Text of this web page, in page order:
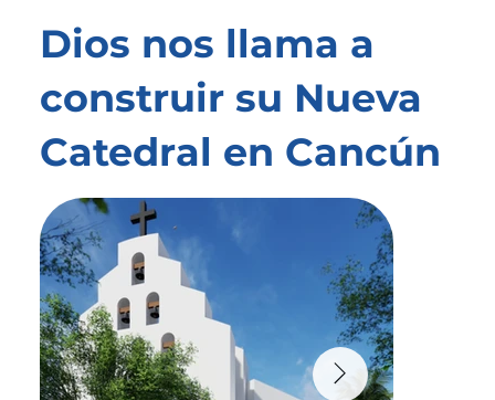
Dios nos llama a
construir su Nueva
Catedral en Cancún